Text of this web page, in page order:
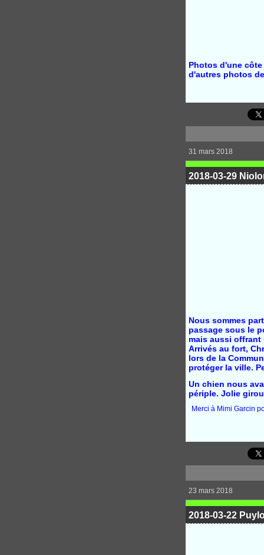
Photos d'une
d'autres photos
31 mars 2018
2018-03-29
Nous sommes
passage sous le
mais aussi offrant
Arrivés au fort,
lors de la
protéger la ville.
Un chien nous
périple. Jolie
Merci à Mimi Garcin
23 mars 2018
2018-03-22